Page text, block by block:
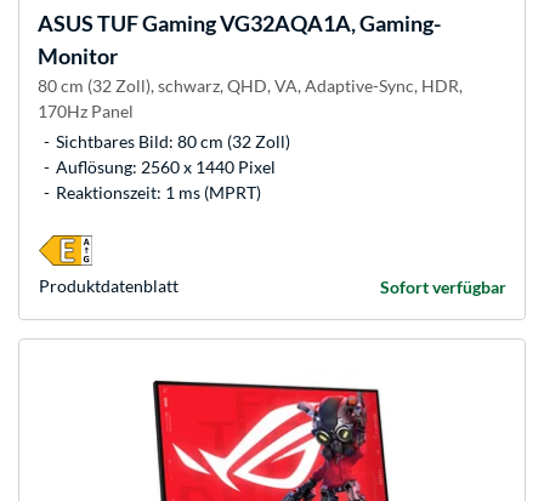
ASUSTUF Gaming VG32AQA1A, Gaming-
Monitor
80 cm (32 Zoll), schwarz, QHD, VA, Adaptive-Sync, HDR,
170Hz Panel
Sichtbares Bild: 80 cm (32 Zoll)
Auflösung: 2560 x 1440 Pixel
Reaktionszeit: 1 ms (MPRT)
Sofort verfügbar
Produkt­datenblatt